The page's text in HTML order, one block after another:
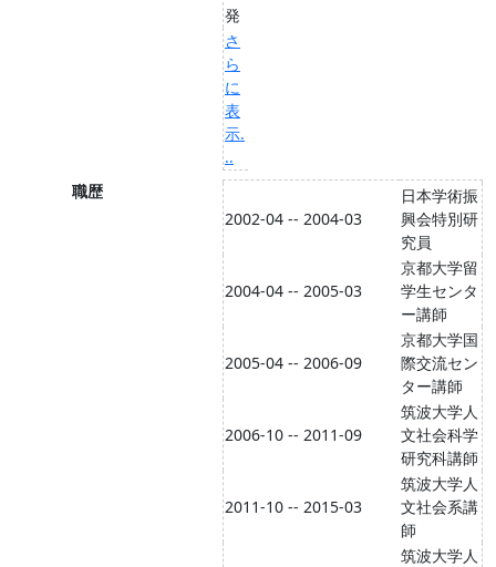
発
さ
ら
に
表
示.
..
職歴
2002-04 -- 2004-03
日本学術振
興会特別研
究員
2004-04 -- 2005-03
京都大学留
学生センタ
ー講師
2005-04 -- 2006-09
京都大学国
際交流セン
ター講師
2006-10 -- 2011-09
筑波大学人
文社会科学
研究科講師
2011-10 -- 2015-03
筑波大学人
文社会系講
師
筑波大学人